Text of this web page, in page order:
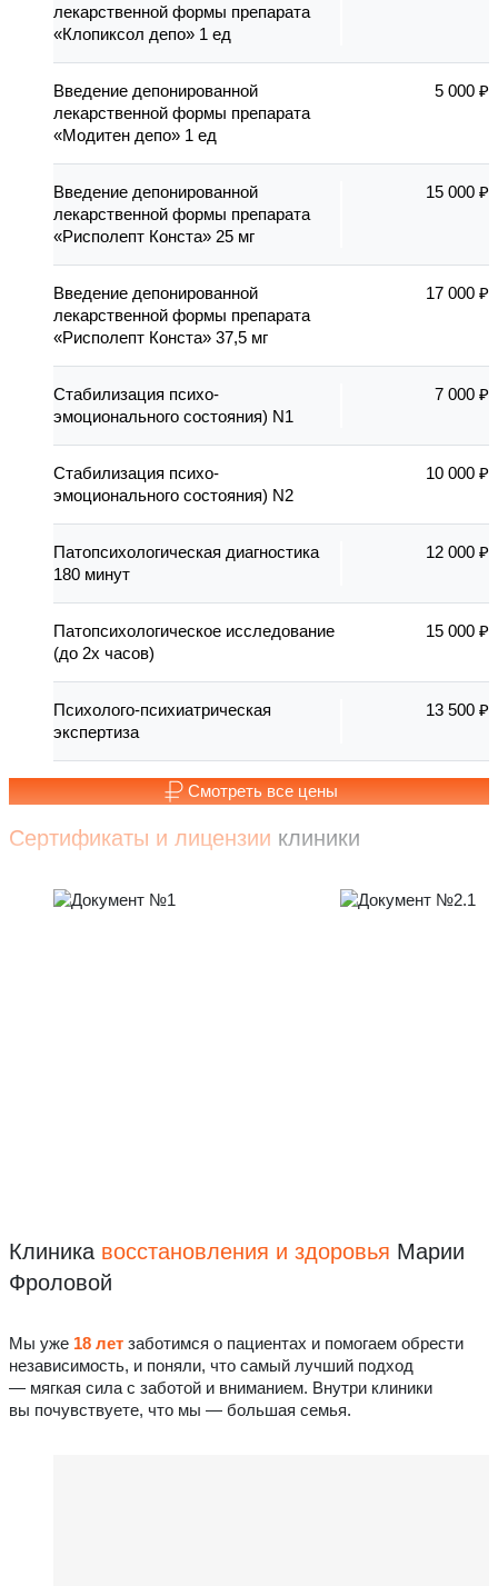
лекарственной формы препарата
«Клопиксол депо» 1 ед
Введение депонированной
лекарственной формы препарата
«Модитен депо» 1 ед
5 000 ₽
Введение депонированной
лекарственной формы препарата
«Рисполепт Конста» 25 мг
15 000 ₽
Введение депонированной
лекарственной формы препарата
«Рисполепт Конста» 37,5 мг
17 000 ₽
Стабилизация психо-
эмоционального состояния) N1
7 000 ₽
Стабилизация психо-
эмоционального состояния) N2
10 000 ₽
Патопсихологическая диагностика
180 минут
12 000 ₽
Патопсихологическое исследование
(до 2х часов)
15 000 ₽
Психолого-психиатрическая
экспертиза
13 500 ₽
Смотреть все цены
Сертификаты и лицензии клиники
Клиника восстановления и здоровья Марии
Фроловой
Мы уже 18 лет заботимся о пациентах и помогаем обрести
независимость, и поняли, что самый лучший подход
— мягкая сила с заботой и вниманием. Внутри клиники
вы почувствуете, что мы — большая семья.